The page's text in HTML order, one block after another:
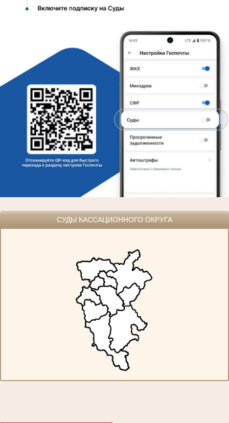
СУДЫ КАССАЦИОННОГО ОКРУГА